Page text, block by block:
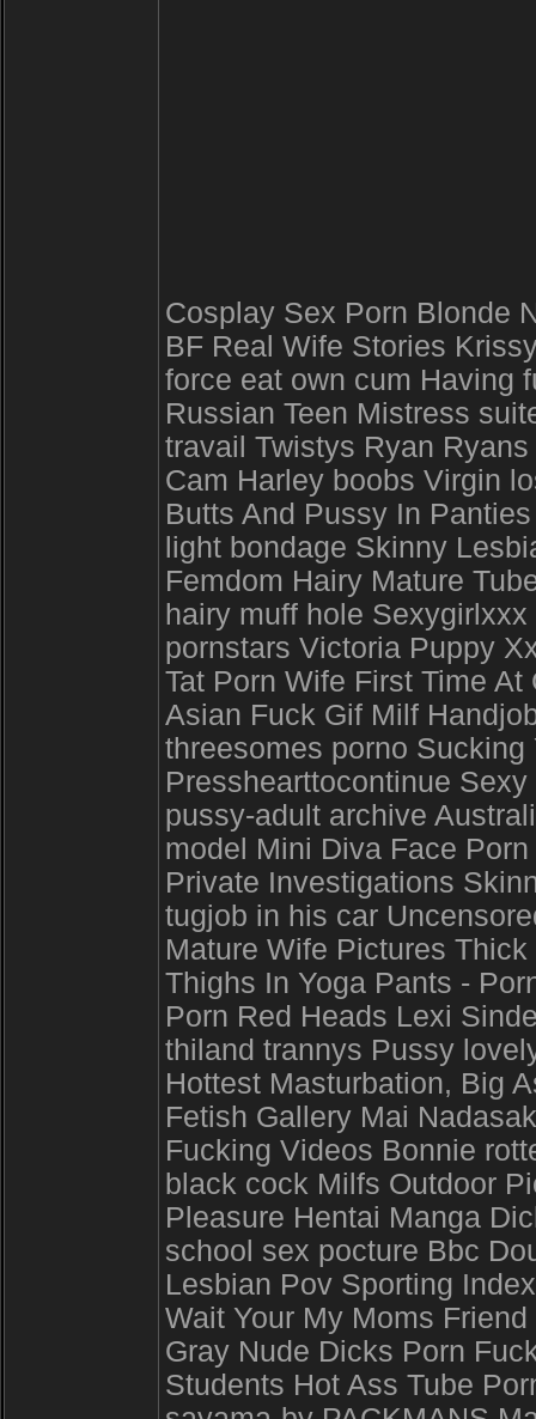
Cosplay Sex Porn Blonde
BF Real Wife Stories
force eat own cum Having
Russian Teen Mistress
travail Twistys Ryan
Cam Harley boobs Virgin
Butts And Pussy In
light bondage Skinny
Femdom Hairy Mature
hairy muff hole
pornstars Victoria Puppy
Tat Porn Wife First Time
Asian Fuck Gif Milf
threesomes porno
Presshearttocontinue
pussy-adult archive
model Mini Diva Face
Private Investigations
tugjob in his car
Mature Wife Pictures
Thighs In Yoga Pants -
Porn Red Heads Lexi
thiland trannys Pussy
Hottest Masturbation, Big
Fetish Gallery Mai
Fucking Videos Bonnie
black cock Milfs Outdoor
Pleasure Hentai Manga
school sex pocture Bbc
Lesbian Pov Sporting
Wait Your My Moms
Gray Nude Dicks Porn
Students Hot Ass Tube